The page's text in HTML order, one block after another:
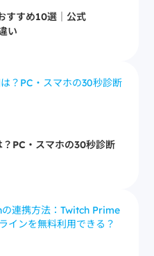
すすめ10選｜公式
い
PC・スマホの30秒診断